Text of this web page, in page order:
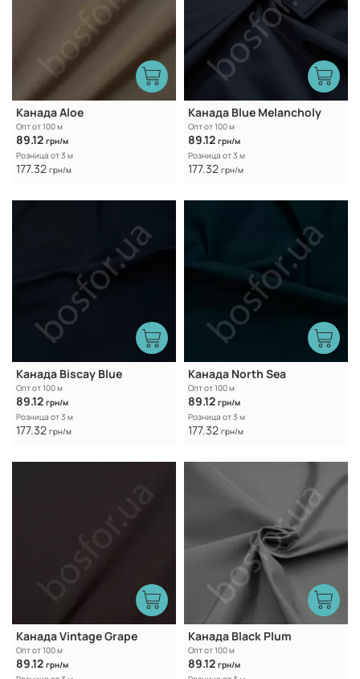
Канада Aloe
Опт от 100 м
89.12 грн/м
Розница от 3 м
177.32 грн/м
Канада Blue Melancholy
Опт от 100 м
89.12 грн/м
Розница от 3 м
177.32 грн/м
Канада Biscay Blue
Опт от 100 м
89.12 грн/м
Розница от 3 м
177.32 грн/м
Канада North Sea
Опт от 100 м
89.12 грн/м
Розница от 3 м
177.32 грн/м
Канада Vintage Grape
Опт от 100 м
89.12 грн/м
Канада Black Plum
Опт от 100 м
89.12 грн/м